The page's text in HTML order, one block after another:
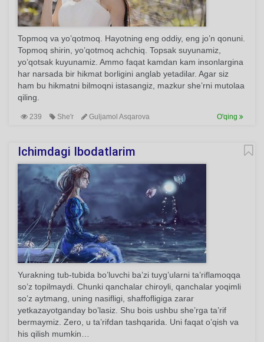
Topmoq va yo’qotmoq. Hayotning eng oddiy, eng jo’n qonuni.
Topmoq shirin, yo’qotmoq achchiq. Topsak suyunamiz,
yo’qotsak kuyunamiz. Ammo faqat kamdan kam insonlargina
har narsada bir hikmat borligini anglab yetadilar. Agar siz
ham bu hikmatni bilmoqni istasangiz, mazkur she’rni mutolaa
qiling.
239 She'r Guljamol Asqarova O'qing
Ichimdagi Ibodatlarim
Yurakning tub-tubida bo’luvchi ba’zi tuyg’ularni ta’riflamoqqa
so’z topilmaydi. Chunki qanchalar chiroyli, qanchalar yoqimli
so’z aytmang, uning nasifligi, shaffofligiga zarar
yetkazayotganday bo’lasiz. Shu bois ushbu she’rga ta’rif
bermaymiz. Zero, u ta’rifdan tashqarida. Uni faqat o’qish va
his qilish mumkin…